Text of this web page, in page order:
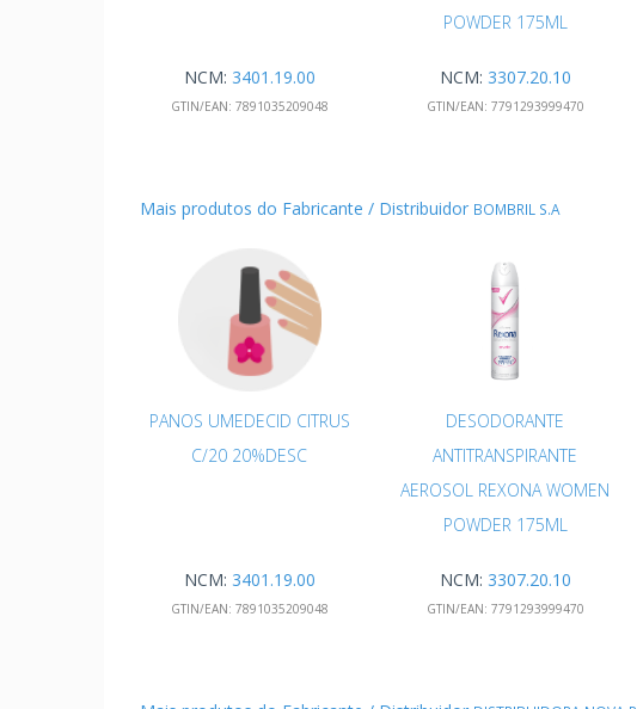
NCM: 3401.19.00
GTIN/EAN: 7891035209048
POWDER 175ML
NCM: 3307.20.10
GTIN/EAN: 7791293999470
Mais produtos do Fabricante / Distribuidor BOMBRIL S.A
PANOS UMEDECID CITRUS
C/20 20%DESC
NCM: 3401.19.00
GTIN/EAN: 7891035209048
DESODORANTE
ANTITRANSPIRANTE
AEROSOL REXONA WOMEN
POWDER 175ML
NCM: 3307.20.10
GTIN/EAN: 7791293999470